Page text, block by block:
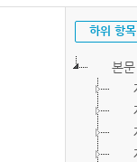
하위 항
본문